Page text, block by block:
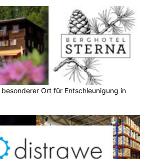
Ort für Entschleunigung in